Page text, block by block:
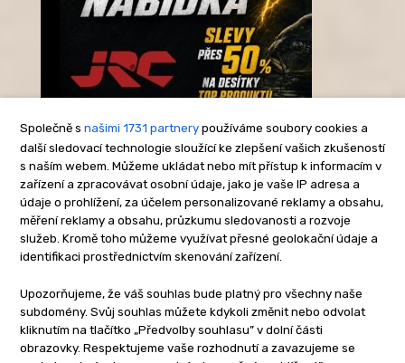
Společně s našimi 1731 partnery používáme soubory cookies a
další sledovací technologie sloužící ke zlepšení vašich zkušeností
s naším webem. Můžeme ukládat nebo mít přístup k informacím v
zařízení a zpracovávat osobní údaje, jako je vaše IP adresa a
údaje o prohlížení, za účelem personalizované reklamy a obsahu,
měření reklamy a obsahu, průzkumu sledovanosti a rozvoje
služeb. Kromě toho můžeme využívat přesné geolokační údaje a
identifikaci prostřednictvím skenování zařízení.
Upozorňujeme, že váš souhlas bude platný pro všechny naše
subdomény. Svůj souhlas můžete kdykoli změnit nebo odvolat
kliknutím na tlačítko „Předvolby souhlasu” v dolní části
obrazovky. Respektujeme vaše rozhodnutí a zavazujeme se
-Reklama-